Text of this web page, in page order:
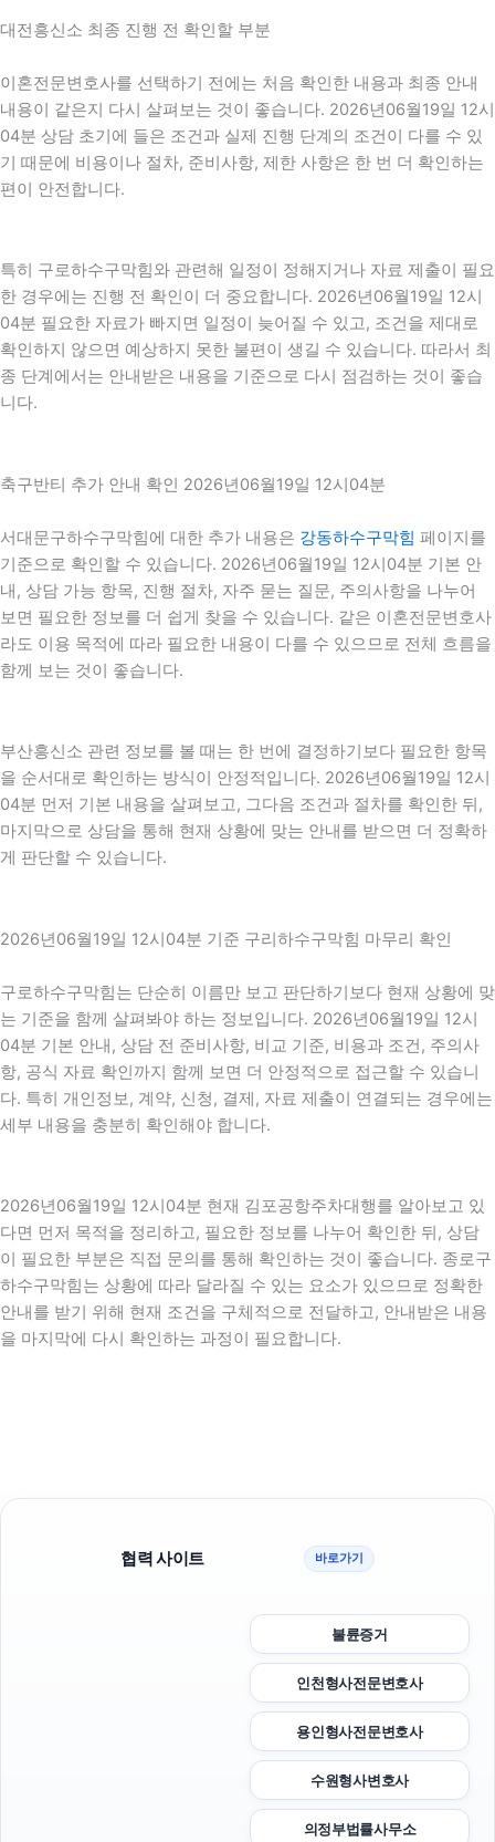
대전흥신소 최종 진행 전 확인할 부분
이혼전문변호사를 선택하기 전에는 처음 확인한 내용과 최종 안내
내용이 같은지 다시 살펴보는 것이 좋습니다. 2026년06월19일 12시
04분 상담 초기에 들은 조건과 실제 진행 단계의 조건이 다를 수 있
기 때문에 비용이나 절차, 준비사항, 제한 사항은 한 번 더 확인하는
편이 안전합니다.
특히 구로하수구막힘와 관련해 일정이 정해지거나 자료 제출이 필요
한 경우에는 진행 전 확인이 더 중요합니다. 2026년06월19일 12시
04분 필요한 자료가 빠지면 일정이 늦어질 수 있고, 조건을 제대로
확인하지 않으면 예상하지 못한 불편이 생길 수 있습니다. 따라서 최
종 단계에서는 안내받은 내용을 기준으로 다시 점검하는 것이 좋습
니다.
축구반티 추가 안내 확인 2026년06월19일 12시04분
서대문구하수구막힘에 대한 추가 내용은 강동하수구막힘 페이지를
기준으로 확인할 수 있습니다. 2026년06월19일 12시04분 기본 안
내, 상담 가능 항목, 진행 절차, 자주 묻는 질문, 주의사항을 나누어
보면 필요한 정보를 더 쉽게 찾을 수 있습니다. 같은 이혼전문변호사
라도 이용 목적에 따라 필요한 내용이 다를 수 있으므로 전체 흐름을
함께 보는 것이 좋습니다.
부산흥신소 관련 정보를 볼 때는 한 번에 결정하기보다 필요한 항목
을 순서대로 확인하는 방식이 안정적입니다. 2026년06월19일 12시
04분 먼저 기본 내용을 살펴보고, 그다음 조건과 절차를 확인한 뒤,
마지막으로 상담을 통해 현재 상황에 맞는 안내를 받으면 더 정확하
게 판단할 수 있습니다.
2026년06월19일 12시04분 기준 구리하수구막힘 마무리 확인
구로하수구막힘는 단순히 이름만 보고 판단하기보다 현재 상황에 맞
는 기준을 함께 살펴봐야 하는 정보입니다. 2026년06월19일 12시
04분 기본 안내, 상담 전 준비사항, 비교 기준, 비용과 조건, 주의사
항, 공식 자료 확인까지 함께 보면 더 안정적으로 접근할 수 있습니
다. 특히 개인정보, 계약, 신청, 결제, 자료 제출이 연결되는 경우에는
세부 내용을 충분히 확인해야 합니다.
2026년06월19일 12시04분 현재 김포공항주차대행를 알아보고 있
다면 먼저 목적을 정리하고, 필요한 정보를 나누어 확인한 뒤, 상담
이 필요한 부분은 직접 문의를 통해 확인하는 것이 좋습니다. 종로구
하수구막힘는 상황에 따라 달라질 수 있는 요소가 있으므로 정확한
안내를 받기 위해 현재 조건을 구체적으로 전달하고, 안내받은 내용
을 마지막에 다시 확인하는 과정이 필요합니다.
협력 사이트 바로가기
불륜증거
인천형사전문변호사
용인형사전문변호사
수원형사변호사
의정부법률사무소